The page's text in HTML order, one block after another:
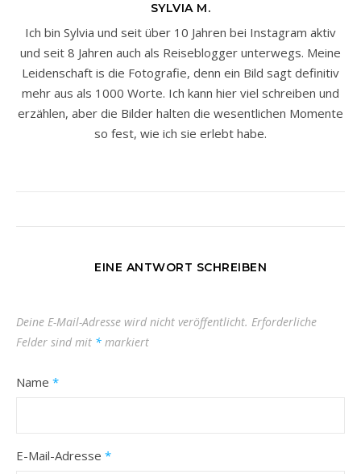
SYLVIA M.
Ich bin Sylvia und seit über 10 Jahren bei Instagram aktiv
und seit 8 Jahren auch als Reiseblogger unterwegs. Meine
Leidenschaft is die Fotografie, denn ein Bild sagt definitiv
mehr aus als 1000 Worte. Ich kann hier viel schreiben und
erzählen, aber die Bilder halten die wesentlichen Momente
so fest, wie ich sie erlebt habe.
EINE ANTWORT SCHREIBEN
Deine E-Mail-Adresse wird nicht veröffentlicht. Erforderliche
Felder sind mit * markiert
Name *
E-Mail-Adresse *